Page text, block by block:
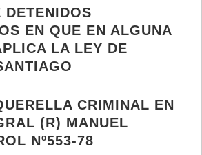
DETENIDOS
EN QUE EN ALGUNA
LA LEY DE
CRIMINAL EN
(R) MANUEL
Nº553-78